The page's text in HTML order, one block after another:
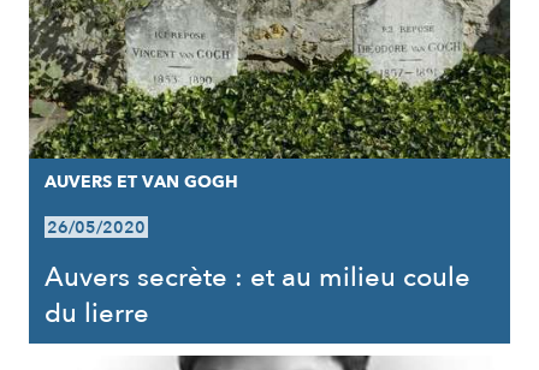
AUVERS ET VAN GOGH
26/05/2020
Auvers secrète : et au milieu coule
du lierre